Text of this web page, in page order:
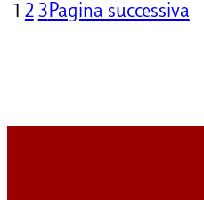
1 2 3Pagina successiva